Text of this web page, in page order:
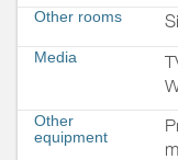
Other rooms
Media
Other
equipment